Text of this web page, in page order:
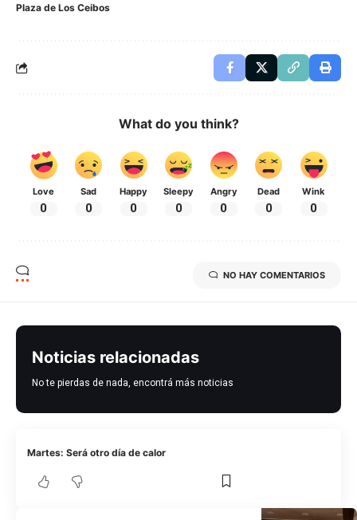
Plaza de Los Ceibos
What do you think?
Love
0
Sad
0
Happy
0
Sleepy
0
Angry
0
Dead
0
Wink
0
NO HAY COMENTARIOS
Noticias relacionadas
No te pierdas de nada, encontrá más noticias
Martes: Será otro día de calor